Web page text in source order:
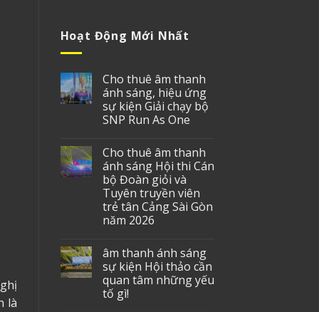
là
Hoạt Động Mới Nhất
Cho thuê âm thanh
ánh sáng, hiệu ứng
sự kiện Giải chạy bộ
SNP Run As One
Cho thuê âm thanh
ánh sáng Hội thi Cán
bộ Đoàn giỏi và
Tuyên truyền viên
trẻ tân Cảng Sài Gòn
năm 2026
âm thanh ánh sáng
sự kiện Hội thảo cần
quan tâm những yếu
tố gì!